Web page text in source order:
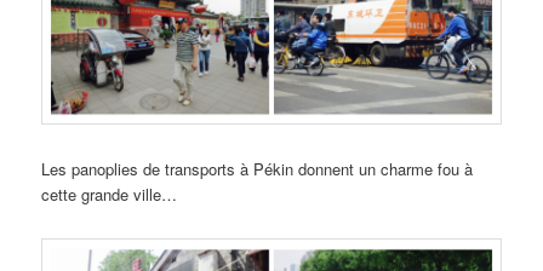
Les panoplies de transports à Pékin donnent un charme fou à
cette grande ville…